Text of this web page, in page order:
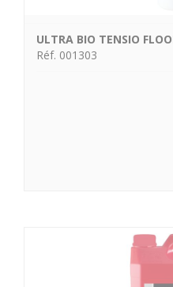
ULTRA BIO TENSIO
Réf. 001303